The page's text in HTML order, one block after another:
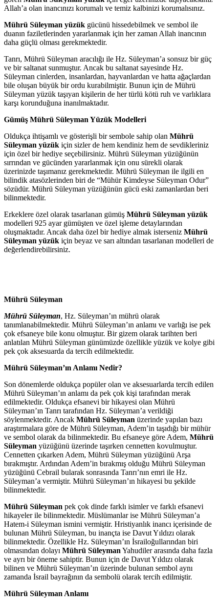
Allah’a olan inancınızı korumalı ve temiz kalbinizi korumalısınız.
Mührü Süleyman yüzük gücünü hissedebilmek ve sembol ile
duanın faziletlerinden yararlanmak için her zaman Allah inancının
daha güçlü olması gerekmektedir.
Tanrı, Mührü Süleyman aracılığı ile Hz. Süleyman’a sonsuz bir güç
ve bir saltanat sunmuştur. Ancak bu saltanat sayesinde Hz.
Süleyman cinlerden, insanlardan, hayvanlardan ve hatta ağaçlardan
bile oluşan büyük bir ordu kurabilmiştir. Bunun için de Mührü
Süleyman yüzük taşıyan kişilerin de her türlü kötü ruh ve varlıklara
karşı korunduğuna inanılmaktadır.
Gümüş Mührü Süleyman Yüzük Modelleri
Oldukça ihtişamlı ve gösterişli bir sembole sahip olan Mührü
Süleyman yüzük için sizler de hem kendiniz hem de sevdikleriniz
için özel bir hediye seçebilirsiniz. Mührü Süleyman yüzüğünün
sırrından ve gücünden yararlanmak için onu sürekli olarak
üzerinizde taşımanız gerekmektedir. Mührü Süleyman ile ilgili en
bilindik atasözlerinden biri de “Mühür Kimdeyse Süleyman Odur”
sözüdür. Mührü Süleyman yüzüğünün gücü eski zamanlardan beri
bilinmektedir.
Erkeklere özel olarak tasarlanan gümüş Mührü Süleyman yüzük
modelleri 925 ayar gümüşten ve özel işleme detaylarından
oluşmaktadır. Ancak daha özel bir hediye almak isterseniz Mührü
Süleyman yüzük için beyaz ve sarı altından tasarlanan modelleri de
değerlendirebilirsiniz.
Mührü Süleyman
Mührü Süleyman, Hz. Süleyman’ın mührü olarak
tanımlanabilmektedir. Mührü Süleyman’ın anlamı ve varlığı ise pek
çok efsaneye bile konu olmuştur. Bir gizem olarak tarihten beri
anlatılan Mührü Süleyman günümüzde özellikle yüzük ve kolye gibi
pek çok aksesuarda da tercih edilmektedir.
Mührü Süleyman’ın Anlamı Nedir?
Son dönemlerde oldukça popüler olan ve aksesuarlarda tercih edilen
Mührü Süleyman’ın anlamı da pek çok kişi tarafından merak
edilmektedir. Oldukça efsanevi bir hikayesi olan Mührü
Süleyman’ın Tanrı tarafından Hz. Süleyman’a verildiği
söylenmektedir. Ancak Mührü Süleyman üzerinde yapılan bazı
araştırmalara göre de Mührü Süleyman, Adem’in taşıdığı bir mühür
ve sembol olarak da bilinmektedir. Bu efsaneye göre Adem, Mührü
Süleyman yüzüğünü üzerinde taşırken cennetten kovulmuştur.
Cennetten çıkarken Adem, Mührü Süleyman yüzüğünü Arşa
bırakmıştır. Ardından Adem’in bırakmış olduğu Mührü Süleyman
yüzüğünü Cebrail bularak sonrasında Tanrı’nın emri ile Hz.
Süleyman’a vermiştir. Mührü Süleyman’ın hikayesi bu şekilde
bilinmektedir.
Mührü Süleyman pek çok dinde farklı isimler ve farklı efsanevi
hikayeler ile bilinmektedir. Müslümanlar ise Mührü Süleyman’a
Hatem-i Süleyman ismini vermiştir. Hristiyanlık inancı içerisinde de
bulunan Mührü Süleyman, bu inançta ise Davut Yıldızı olarak
bilinmektedir. Özellikle Hz. Süleyman’ın İsrailoğullarından biri
olmasından dolayı Mührü Süleyman Yahudiler arasında daha fazla
ve ayrı bir öneme sahiptir. Bunun için de Davut Yıldızı olarak
bilinen ve Mührü Süleyman’ın üzerinde bulunan sembol aynı
zamanda İsrail bayrağının da sembolü olarak tercih edilmiştir.
Mührü Süleyman Anlamı